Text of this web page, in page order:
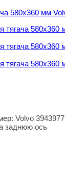
Volvo 3943977
заднюю ось